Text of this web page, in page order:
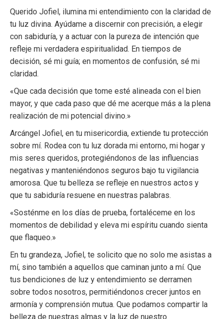
Querido Jofiel, ilumina mi entendimiento con la claridad de
tu luz divina. Ayúdame a discernir con precisión, a elegir
con sabiduría, y a actuar con la pureza de intención que
refleje mi verdadera espiritualidad. En tiempos de
decisión, sé mi guía; en momentos de confusión, sé mi
claridad.
«Que cada decisión que tome esté alineada con el bien
mayor, y que cada paso que dé me acerque más a la plena
realización de mi potencial divino.»
Arcángel Jofiel, en tu misericordia, extiende tu protección
sobre mí. Rodea con tu luz dorada mi entorno, mi hogar y
mis seres queridos, protegiéndonos de las influencias
negativas y manteniéndonos seguros bajo tu vigilancia
amorosa. Que tu belleza se refleje en nuestros actos y
que tu sabiduría resuene en nuestras palabras.
«Sosténme en los días de prueba, fortaléceme en los
momentos de debilidad y eleva mi espíritu cuando sienta
que flaqueo.»
En tu grandeza, Jofiel, te solicito que no solo me asistas a
mí, sino también a aquellos que caminan junto a mí. Que
tus bendiciones de luz y entendimiento se derramen
sobre todos nosotros, permitiéndonos crecer juntos en
armonía y comprensión mutua. Que podamos compartir la
belleza de nuestras almas y la luz de nuestro